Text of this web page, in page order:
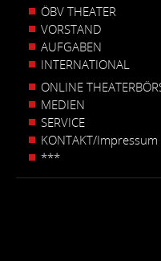
ÖBV THEATER
VORSTAND
AUFGABEN
INTERNATIONAL
ONLINE
MEDIEN
SERVICE
KONTAKT/Impressum
***